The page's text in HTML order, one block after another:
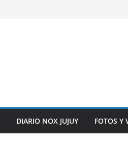
DIARIO NOX JUJUY FOTOS Y